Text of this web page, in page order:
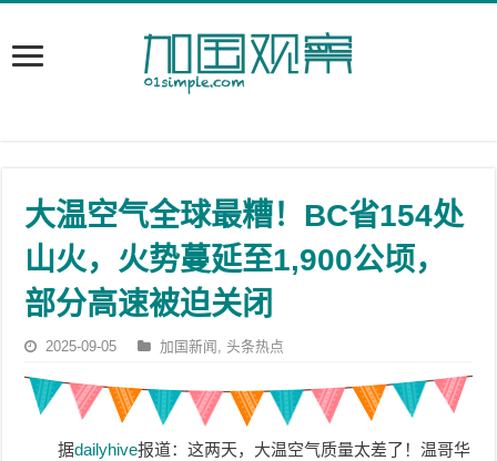
大温空气全球最糟！BC省154处
山火，火势蔓延至1,900公顷，
部分高速被迫关闭
2025-09-05 加国新闻 ,头条热点
据dailyhive报道：这两天，大温空气质量太差了！温哥华